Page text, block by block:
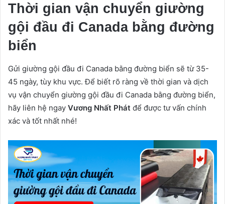
Thời gian vận chuyển giường
gội đầu đi Canada bằng đường
biển
Gửi giường gội đầu đi Canada bằng đường biển sẽ từ 35-
45 ngày, tùy khu vực. Để biết rõ ràng về thời gian và dịch
vụ vận chuyển giường gội đầu đi Canada bằng đường biển,
hãy liên hệ ngay Vương Nhất Phát để được tư vấn chính
xác và tốt nhất nhé!